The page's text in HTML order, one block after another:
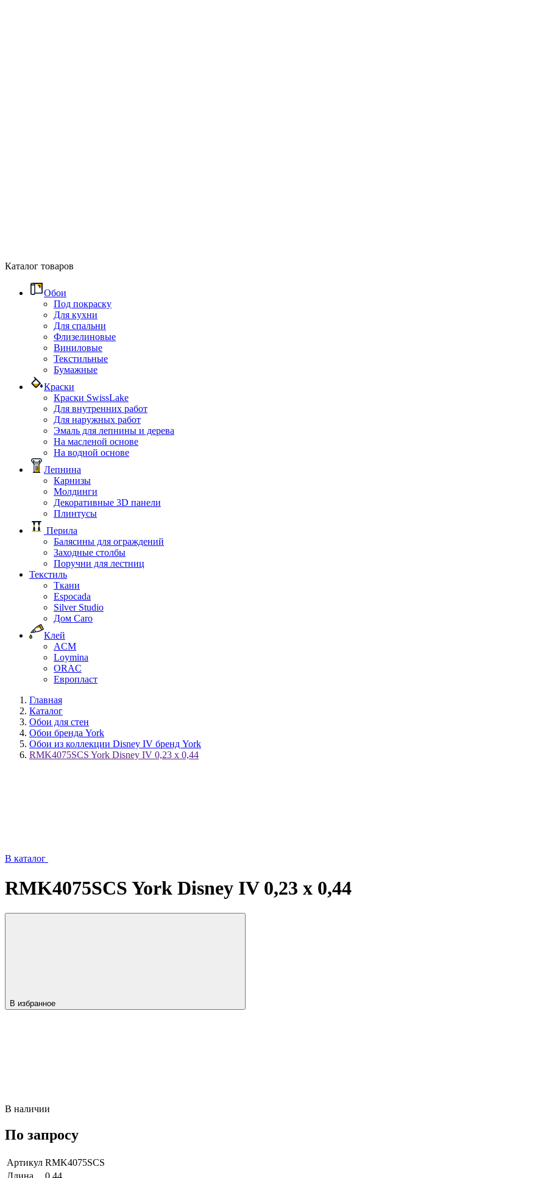
Каталог товаров
Обои
Под покраску
Для кухни
Для спальни
Флизелиновые
Виниловые
Текстильные
Бумажные
Краски
Краски SwissLake
Для внутренних работ
Для наружных работ
Эмаль для лепнины и дерева
На масленой основе
На водной основе
Лепнина
Карнизы
Молдинги
Декоративные 3D панели
Плинтусы
Перила
Балясины для ограждений
Заходные столбы
Поручни для лестниц
Текстиль
Ткани
Espocada
Silver Studio
Дом Caro
Клей
ACM
Loymina
ORAC
Европласт
Главная
Каталог
Обои для стен
Обои бренда York
Обои из коллекции Disney IV бренд York
RMK4075SCS York Disney IV 0,23 x 0,44
В каталог
RMK4075SCS York Disney IV 0,23 x 0,44
В избранное
В наличии
По запросу
Артикул RMK4075SCS
Длина
0,44